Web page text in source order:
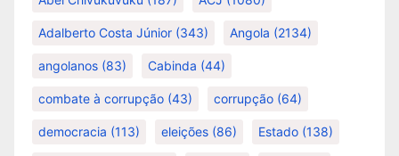
Adalberto Costa Júnior (343) Angola (2134)
angolanos (83) Cabinda (44)
combate à corrupção (43) corrupção (64)
democracia (113) eleições (86) Estado (138)